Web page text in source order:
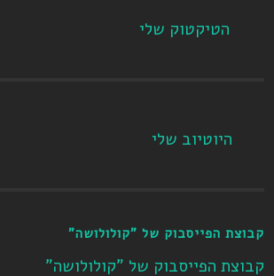
הטיקטוק שלי
היוטיוב שלי
קבוצת הפייסבוק של "קולולושה"
קבוצת הפייסבוק של "קולולושה"